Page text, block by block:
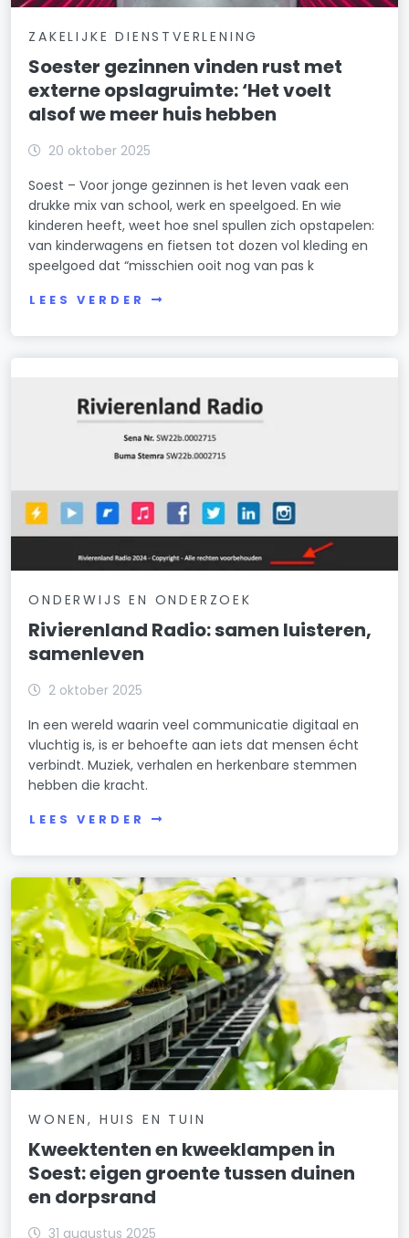
ZAKELIJKE DIENSTVERLENING
Soester gezinnen vinden rust met
externe opslagruimte: ‘Het voelt
alsof we meer huis hebben
20 oktober 2025
Soest – Voor jonge gezinnen is het leven vaak een
drukke mix van school, werk en speelgoed. En wie
kinderen heeft, weet hoe snel spullen zich opstapelen:
van kinderwagens en fietsen tot dozen vol kleding en
speelgoed dat “misschien ooit nog van pas k
LEES VERDER
ONDERWIJS EN ONDERZOEK
Rivierenland Radio: samen luisteren,
samenleven
2 oktober 2025
In een wereld waarin veel communicatie digitaal en
vluchtig is, is er behoefte aan iets dat mensen écht
verbindt. Muziek, verhalen en herkenbare stemmen
hebben die kracht.
LEES VERDER
WONEN, HUIS EN TUIN
Kweektenten en kweeklampen in
Soest: eigen groente tussen duinen
en dorpsrand
31 augustus 2025